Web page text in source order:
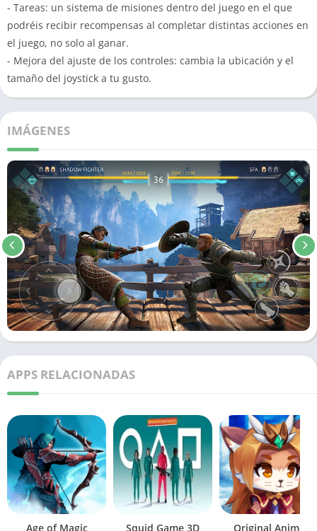
- Tareas: un sistema de misiones dentro del juego en el que
podréis recibir recompensas al completar distintas acciones en
el juego, no solo al ganar.
- Mejora del ajuste de los controles: cambia la ubicación y el
tamaño del joystick a tu gusto.
IMÁGENES
APPS RELACIONADAS
Age of Magic Squid Game 3D Original Anime